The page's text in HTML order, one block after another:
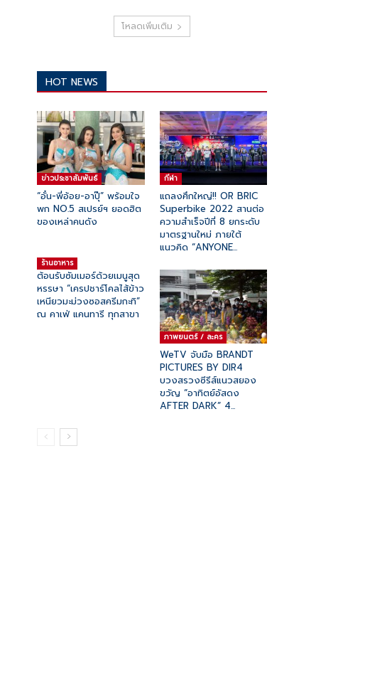
โหลดเพิ่มเติม
HOT NEWS
ข่าวประชาสัมพันธ์
“อั๋น-พี่อ้อย-อาปุ๊” พร้อมใจ
พก NO.5 สเปรย์ฯ ยอดฮิต
ของเหล่าคนดัง
กีฬา
แถลงศึกใหญ่!! OR BRIC
Superbike 2022 สานต่อ
ความสำเร็จปีที่ 8 ยกระดับ
มาตรฐานใหม่ ภายใต้
แนวคิด “ANYONE...
ร้านอาหาร
ต้อนรับซัมเมอร์ด้วยเมนูสุด
หรรษา “เครปชาร์โคลไส้ข้าว
เหนียวมะม่วงซอสครีมกะทิ”
ณ คาเฟ่ แคนทารี ทุกสาขา
ภาพยนตร์ / ละคร
WeTV จับมือ BRANDT
PICTURES BY DIR4
บวงสรวงซีรีส์แนวสยอง
ขวัญ “อาทิตย์อัสดง
AFTER DARK” 4...